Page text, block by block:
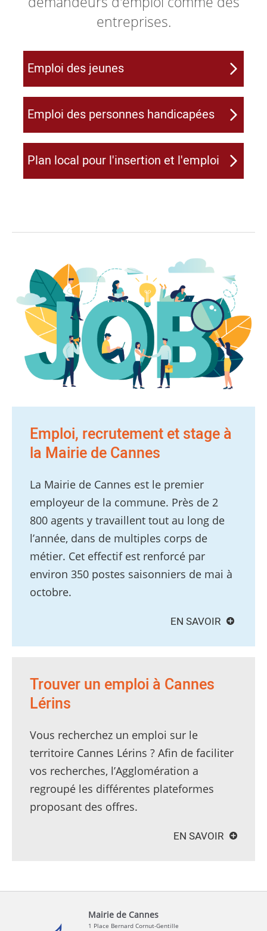
entreprises.
Emploi des jeunes
Emploi des personnes handicapées
Plan local pour l'insertion et l'emploi
Emploi, recrutement et stage à
la Mairie de Cannes
La Mairie de Cannes est le premier
employeur de la commune. Près de 2
800 agents y travaillent tout au long de
l’année, dans de multiples corps de
métier. Cet effectif est renforcé par
environ 350 postes saisonniers de mai à
octobre.
EN SAVOIR
Trouver un emploi à Cannes
Lérins
Vous recherchez un emploi sur le
territoire Cannes Lérins ? Afin de faciliter
vos recherches, l’Agglomération a
regroupé les différentes plateformes
proposant des offres.
EN SAVOIR
Mairie de Cannes
1 Place Bernard Cornut-Gentille